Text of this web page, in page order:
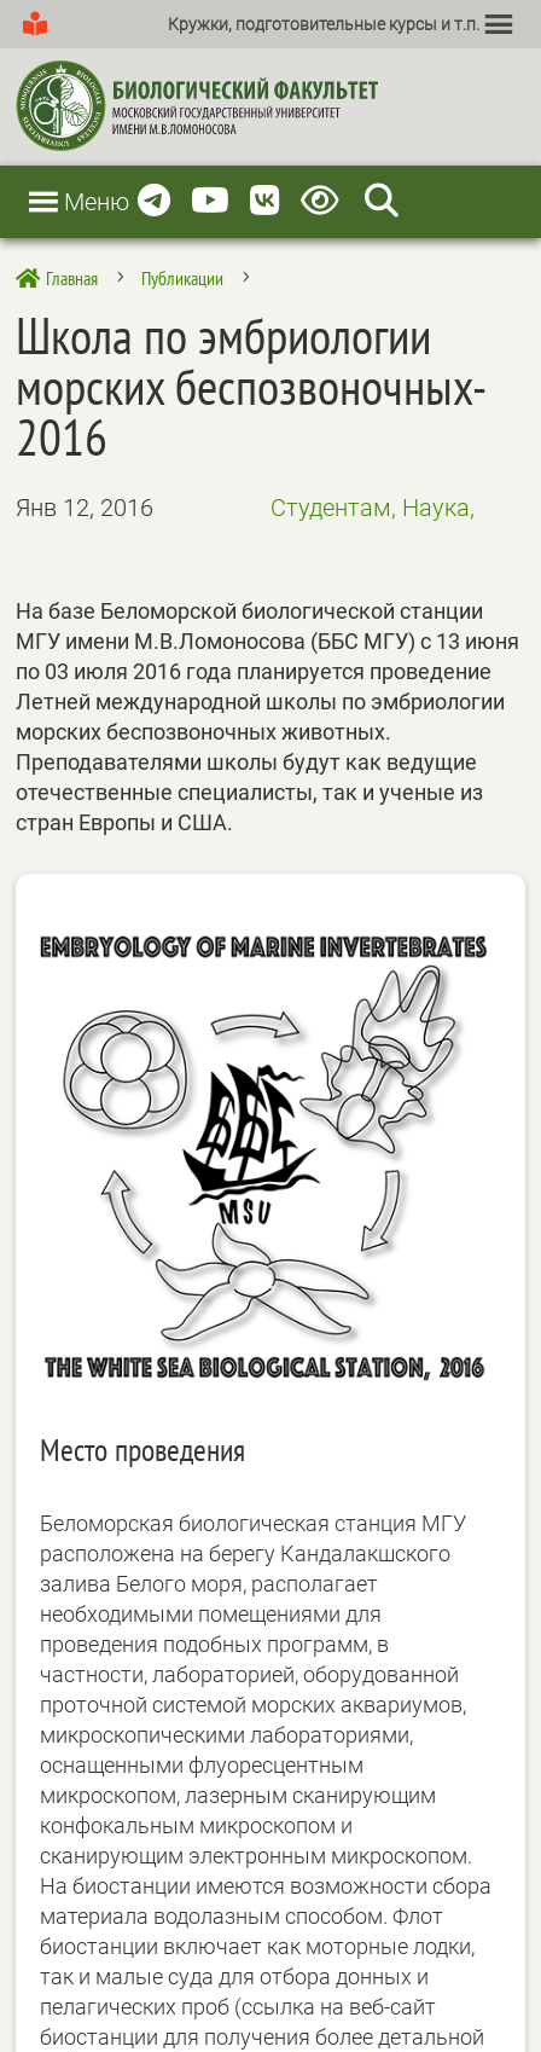
Кружки, подготовительные курсы и т.п.
Меню
 Главная 5 Публикации 5
Школа по эмбриологии
морских беспозвоночных-
2016
Янв 12, 2016 Студентам, Наука,
На базе Беломорской биологической станции
МГУ имени М.В.Ломоносова (ББС МГУ) с 13 июня
по 03 июля 2016 года планируется проведение
Летней международной школы по эмбриологии
морских беспозвоночных животных.
Преподавателями школы будут как ведущие
отечественные специалисты, так и ученые из
стран Европы и США.
Место проведения
Беломорская биологическая станция МГУ
расположена на берегу Кандалакшского
залива Белого моря, располагает
необходимыми помещениями для
проведения подобных программ, в
частности, лабораторией, оборудованной
проточной системой морских аквариумов,
микроскопическими лабораториями,
оснащенными флуоресцентным
микроскопом, лазерным сканирующим
конфокальным микроскопом и
сканирующим электронным микроскопом.
На биостанции имеются возможности сбора
материала водолазным способом. Флот
биостанции включает как моторные лодки,
так и малые суда для отбора донных и
пелагических проб (ссылка на веб-сайт
биостанции для получения более детальной